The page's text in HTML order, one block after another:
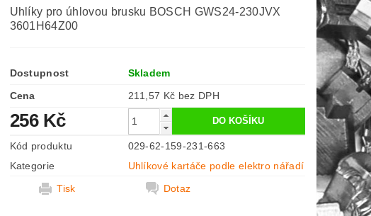
Uhlíky pro úhlovou brusku BOSCH GWS24-230JVX
3601H64Z00
Dostupnost
Skladem
Cena
211,57 Kč bez DPH
256 Kč
Kód produktu
029-62-159-231-663
Kategorie
Uhlíkové kartáče podle elektro nářadí
Tisk
Dotaz